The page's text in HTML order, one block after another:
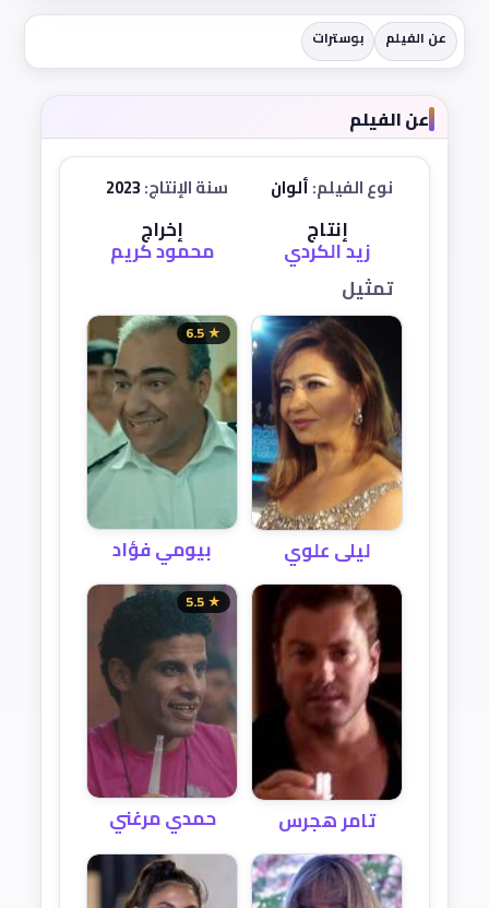
عن الفيلم بوسترات
عن الفيلم
نوع الفيلم:ألوان سنة الإنتاج:
إنتاج
زيد الكردي
إخراج
محمود كريم
تمثيل
ليلى علوي
★ 6.5
بيومي فؤاد
تامر هجرس
★ 5.5
حمدي مرغني